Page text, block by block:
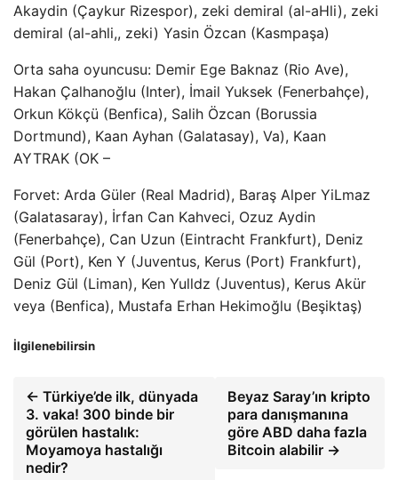
Akaydin (Çaykur Rizespor), zeki demiral (al-aHli), zeki
demiral (al-ahli,, zeki) Yasin Özcan (Kasmpaşa)
Orta saha oyuncusu: Demir Ege Baknaz (Rio Ave),
Hakan Çalhanoğlu (Inter), İmail Yuksek (Fenerbahçe),
Orkun Kökçü (Benfica), Salih Özcan (Borussia
Dortmund), Kaan Ayhan (Galatasay), Va), Kaan
AYTRAK (OK –
Forvet: Arda Güler (Real Madrid), Baraş Alper YiLmaz
(Galatasaray), İrfan Can Kahveci, Ozuz Aydin
(Fenerbahçe), Can Uzun (Eintracht Frankfurt), Deniz
Gül (Port), Ken Y (Juventus, Kerus (Port) Frankfurt),
Deniz Gül (Liman), Ken Yulldz (Juventus), Kerus Akür
veya (Benfica), Mustafa Erhan Hekimoğlu (Beşiktaş)
İlgilenebilirsin
← Türkiye’de ilk, dünyada
3. vaka! 300 binde bir
görülen hastalık:
Moyamoya hastalığı
nedir?
Beyaz Saray’ın kripto
para danışmanına
göre ABD daha fazla
Bitcoin alabilir →